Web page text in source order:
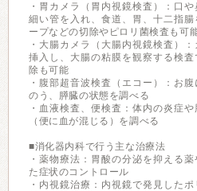
・胃カメラ（胃内視鏡検査）：口
細い管を入れ、食道、胃、十二指
ープなどの切除やピロリ菌検査も可
・大腸カメラ（大腸内視鏡検査）
挿入し、大腸の粘膜を観察する検
除も可能
・腹部超音波検査（エコー）：お
のう、膵臓の状態を調べる
・血液検査、便検査：体内の炎症
（便に血が混じる）を調べる
■消化器内科で行う主な治療法
・薬物療法：胃酸の分泌を抑える
た症状のコントロール
・内視鏡治療：内視鏡で発見した